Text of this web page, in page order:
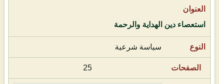
استعصاء دين الهداية والرحمة
سياسة شرعية
25